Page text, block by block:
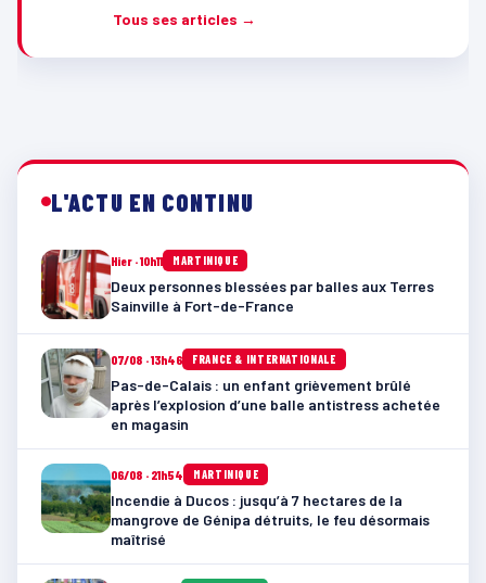
Tous ses articles →
L'ACTU EN CONTINU
Hier · 10h11 MARTINIQUE
Deux personnes blessées par balles aux Terres
Sainville à Fort-de-France
07/08 · 13h46 FRANCE & INTERNATIONALE
Pas-de-Calais : un enfant grièvement brûlé
après l’explosion d’une balle antistress achetée
en magasin
06/08 · 21h54 MARTINIQUE
Incendie à Ducos : jusqu’à 7 hectares de la
mangrove de Génipa détruits, le feu désormais
maîtrisé